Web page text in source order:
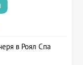
в Роял Спа